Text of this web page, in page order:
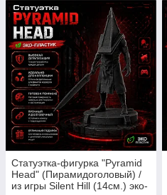
Статуэтка-фигурка "Pyramid
Head" (Пирамидоголовый) /
из игры Silent Hill (14см.) эко-